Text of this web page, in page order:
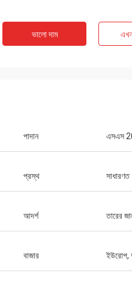
ভালো দাম
পাদান এসএস
প্রস্থ
আদর্শ তারের
বাজার ইউরোপ,